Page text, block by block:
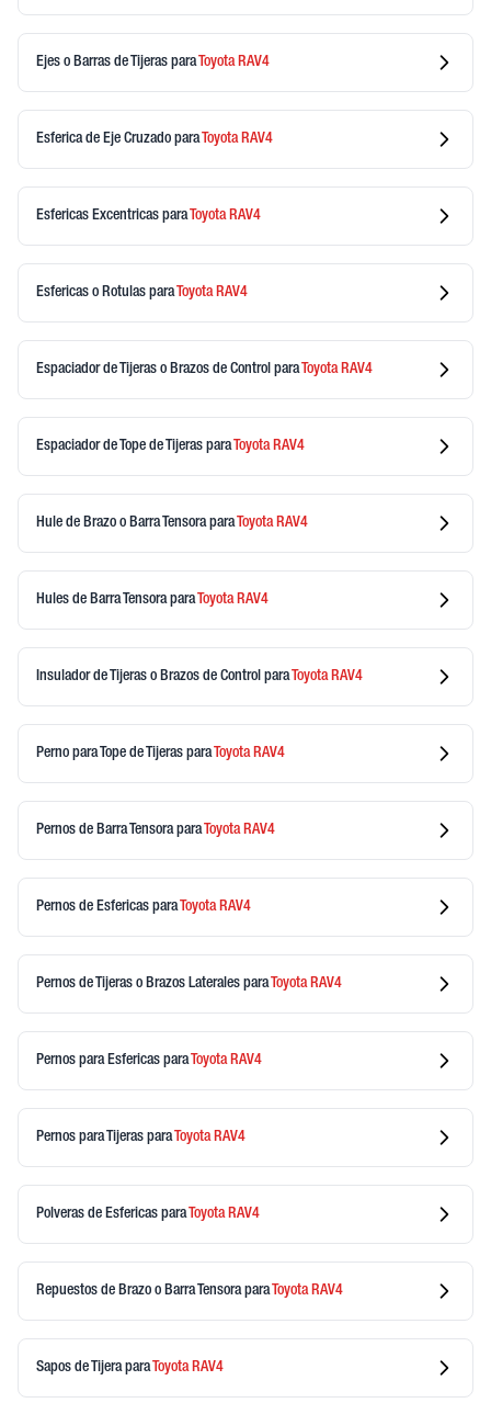
Ejes o Barras de Tijeras paraToyotaRAV4
Esferica de Eje Cruzado paraToyotaRAV4
Esfericas Excentricas paraToyotaRAV4
Esfericas o Rotulas paraToyotaRAV4
Espaciador de Tijeras o Brazos de Control paraToyotaRAV4
Espaciador de Tope de Tijeras paraToyotaRAV4
Hule de Brazo o Barra TensoraparaToyotaRAV4
Hules de Barra TensoraparaToyotaRAV4
Insulador de Tijeras o Brazos de Control paraToyotaRAV4
Perno para Tope de Tijeras paraToyotaRAV4
Pernos de Barra TensoraparaToyotaRAV4
Pernos de Esfericas paraToyotaRAV4
Pernos de Tijeras o Brazos Laterales paraToyotaRAV4
Pernos para Esfericas paraToyotaRAV4
Pernos para Tijeras paraToyotaRAV4
Polveras de Esfericas paraToyotaRAV4
Repuestos de Brazo o Barra TensoraparaToyotaRAV4
Sapos de TijeraparaToyotaRAV4